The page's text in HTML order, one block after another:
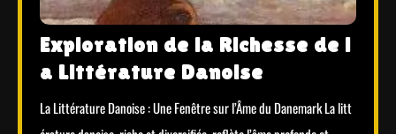
Exploration de la Richesse de l
a Littérature Danoise
La Littérature Danoise : Une Fenêtre sur l’Âme du Danemark La litt